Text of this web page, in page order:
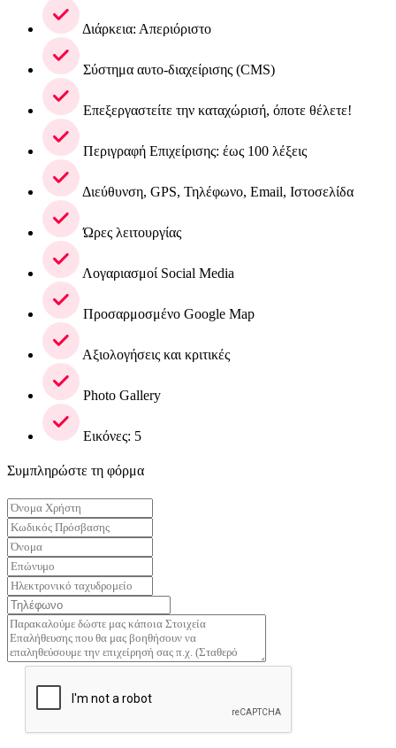
Διάρκεια: Απεριόριστο
Σύστημα αυτο-διαχείρισης (CMS)
Επεξεργαστείτε την καταχώρισή, όποτε θέλετε!
Περιγραφή Επιχείρισης: έως 100 λέξεις
Διεύθυνση, GPS, Τηλέφωνο, Email, Ιστοσελίδα
Ώρες λειτουργίας
Λογαριασμοί Social Media
Προσαρμοσμένο Google Map
Αξιολογήσεις και κριτικές
Photo Gallery
Εικόνες: 5
Συμπληρώστε τη φόρμα